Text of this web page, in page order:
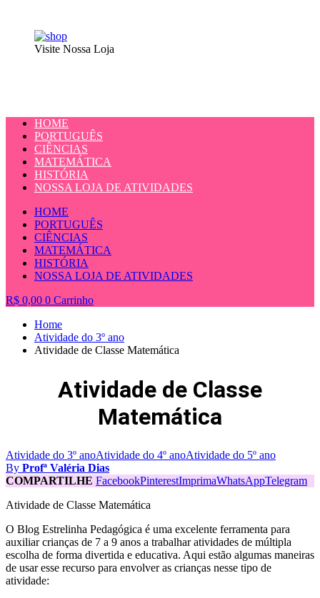
Visite Nossa Loja
HOME
PORTUGUÊS
CIÊNCIAS
MATEMÁTICA
HISTÓRIA
NOSSA LOJA DE ATIVIDADES
HOME
PORTUGUÊS
CIÊNCIAS
MATEMÁTICA
HISTÓRIA
NOSSA LOJA DE ATIVIDADES
R$ 0,00 0 Carrinho
Home
Atividade do 3º ano
Atividade de Classe Matemática
Atividade de Classe
Matemática
Atividade do 3º anoAtividade do 4º anoAtividade do 5º ano
By Profª Valéria Dias
COMPARTILHE FacebookPinterestImprimaWhatsAppTelegram
Atividade de Classe Matemática
O Blog Estrelinha Pedagógica é uma excelente ferramenta para
auxiliar crianças de 7 a 9 anos a trabalhar atividades de múltipla
escolha de forma divertida e educativa. Aqui estão algumas maneiras
de usar esse recurso para envolver as crianças nesse tipo de
atividade: